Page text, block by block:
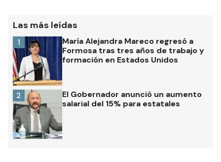
Las más leídas
María Alejandra Mareco regresó a
Formosa tras tres años de trabajo y
formación en Estados Unidos
1
El Gobernador anunció un aumento
salarial del 15% para estatales
2